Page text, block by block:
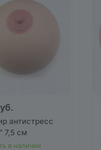
антистресс
7,5 см
в наличии